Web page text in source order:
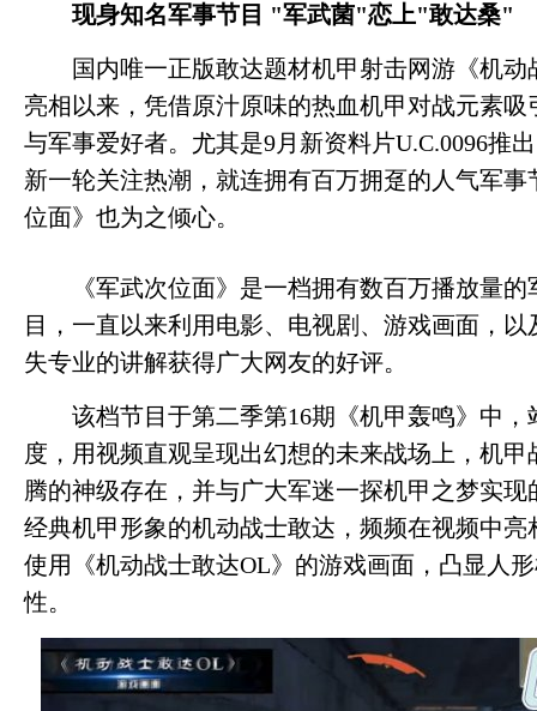
现身知名军事节目 "军武菌"恋上"敢达桑"
国内唯一正版敢达题材机甲射击网游《机动
亮相以来，凭借原汁原味的热血机甲对战元素吸
与军事爱好者。尤其是9月新资料片U.C.0096推
新一轮关注热潮，就连拥有百万拥趸的人气军事
位面》也为之倾心。
《军武次位面》是一档拥有数百万播放量的
目，一直以来利用电影、电视剧、游戏画面，以
失专业的讲解获得广大网友的好评。
该档节目于第二季第16期《机甲轰鸣》中，
度，用视频直观呈现出幻想的未来战场上，机甲
腾的神级存在，并与广大军迷一探机甲之梦实现
经典机甲形象的机动战士敢达，频频在视频中亮
使用《机动战士敢达OL》的游戏画面，凸显人
性。